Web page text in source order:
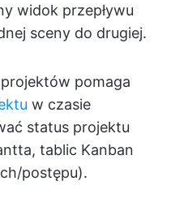
widok przepływu
sceny do drugiej.
pomaga
w czasie
status projektu
tablic Kanban
postępu).